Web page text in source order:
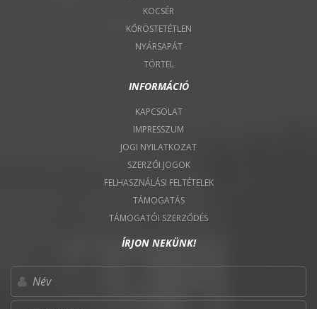
KOCSÉR
KŐRÖSTETÉTLEN
NYÁRSAPÁT
TÖRTEL
INFORMÁCIÓ
KAPCSOLAT
IMPRESSZUM
JOGI NYILATKOZAT
SZERZŐI JOGOK
FELHASZNÁLÁSI FELTÉTELEK
TÁMOGATÁS
TÁMOGATÓI SZERZŐDÉS
ÍRJON NEKÜNK!